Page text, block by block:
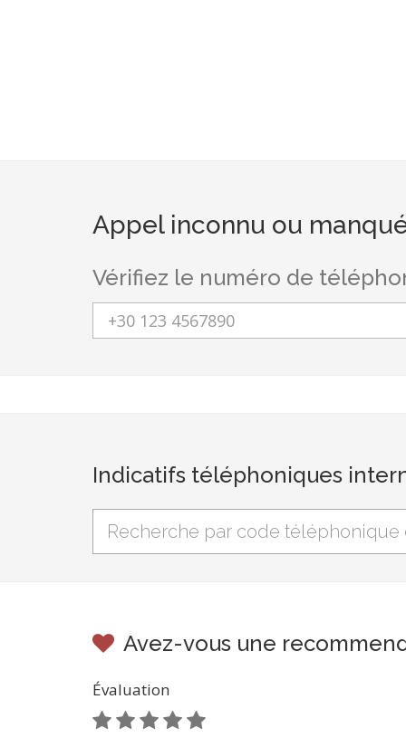
Appel inconnu ou
Vérifiez le numéro de
Indicatifs téléphoniques
Avez-vous une
Évaluation